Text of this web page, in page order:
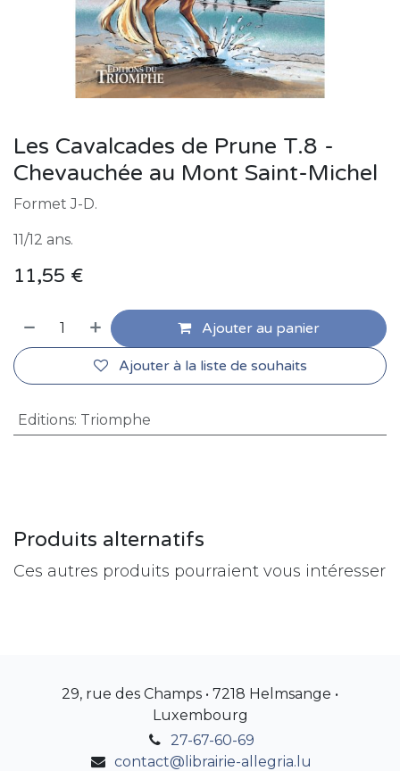
Les Cavalcades de Prune T.8 -
Chevauchée au Mont Saint-Michel
Formet J-D.
11/12 ans.
11,55 €
Ajouter au panier
Ajouter à la liste de souhaits
Editions: Triomphe
Produits alternatifs
Ces autres produits pourraient vous intéresser
29, rue des Champs • 7218 Helmsange •
Luxembourg
27-67-60-69
contact@librairie-allegria.lu